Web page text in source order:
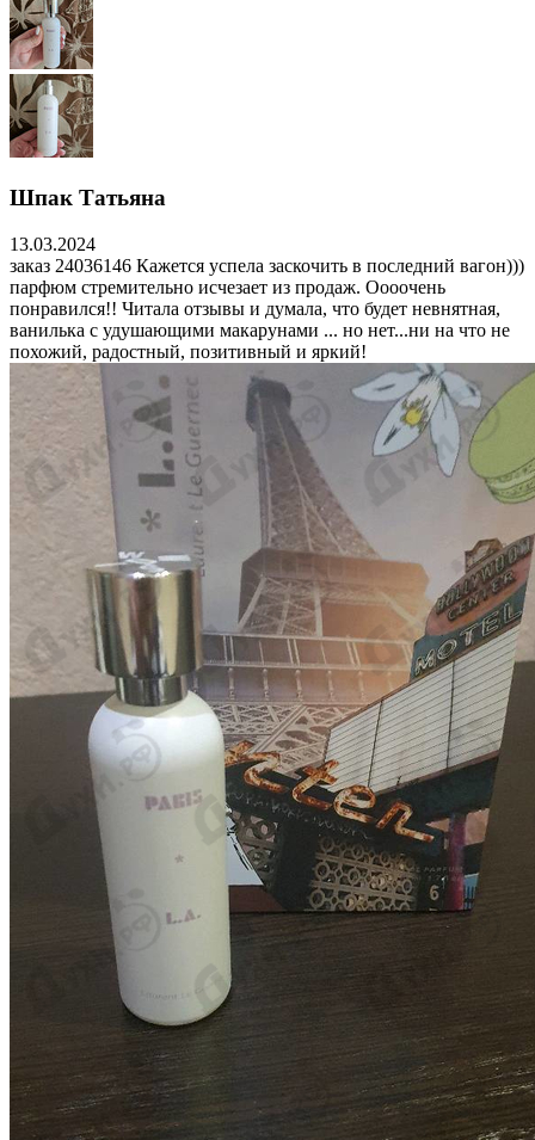
Шпак Татьяна
13.03.2024
заказ 24036146 Кажется успела заскочить в последний вагон)))
парфюм стремительно исчезает из продаж. Оооочень
понравился!! Читала отзывы и думала, что будет невнятная,
ванилька с удушающими макарунами ... но нет...ни на что не
похожий, радостный, позитивный и яркий!